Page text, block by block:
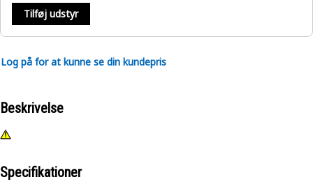
Tilføj udstyr
Log på for at kunne se din kundepris
Beskrivelse
Specifikationer